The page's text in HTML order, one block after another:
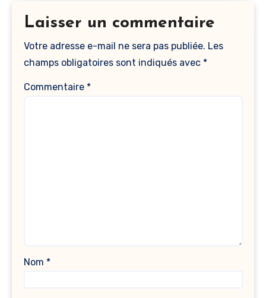
Laisser un commentaire
Votre adresse e-mail ne sera pas publiée. Les
champs obligatoires sont indiqués avec *
Commentaire *
Nom *